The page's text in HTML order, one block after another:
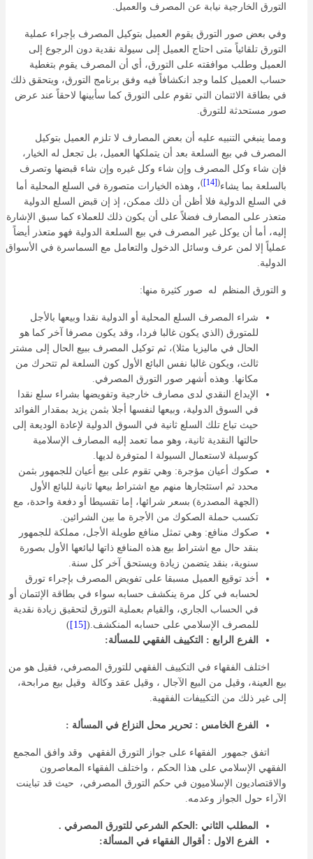
التورق الخارجية نيابة عن المصرف والعميل.
وفي بعض صور التورق يقوم العميل بتوكيل المصرف بإجراء عملية
التورق تلقائياً متى احتاج العميل إلى سيولة نقدية دون الرجوع إلى
العميل وطلب موافقته على التورق، أي أن المصرف يقوم بتغطية
حساب العميل كلما وجد انكشافاً فيه وفق برنامج التورق، ويتحقق ذلك
في بطاقة الائتمان التي تقوم على التورق كما سأبينها لاحقاً عند عرض
صور مستحدثة للتورق.
ومما ينبغي التنبيه عليه أن بعض المصارف لا تلزم العميل بتوكيل
المصرف في بيع السلعة بعد أن يتملكها العميل، بل تجعل له الخيار،
فإن شاء وكل المصرف وإن شاء وكل غيره وإن شاء قبضها وتصرف
بالسلعة بما يشاء(
[14]
)، وهذه الخيارات متصورة في السلع المحلية أما
في السلع الدولية فلا أظن أن ذلك ممكن، إذ إن قبض السلع الدولية
متعذر على المصارف فضلاً على أن يكون ذلك للعملاء كما سبق الإشارة
إليه، أما أن يوكل غير المصرف في بيع السلعة الدولية فهو متعذر أيضاً
عملياً إلا لمن عرف وسائل الدخول والتعامل مع السماسرة في الأسواق
الدولية.
و التورق المنظم له صور كثيرة منها:
شراء المصرف السلع المحلية أو الدولية نقدا وبيعها بالأجل
للمتورق (الذي يكون غالبا فردا، وقد يكون مصرفا آخر كما هو
الحال في ماليزيا مثلا)، ثم توكيل المصرف ببيع الحال إلى مشتر
ثالث، ويكون غالبا نفس البائع الأول كون السلعة لم تتحرك من
مكانها. وهذه أشهر صور التورق المصرفي.
الإيداع النقدي لدى مصارف خارجية وتفويضها بشراء سلع نقدا
في السوق الدولية، وبيعها لنفسها أجلا بثمن يزيد بمقدار الفوائد
حيث تباع تلك السلع ثانية في السوق الدولية لإعادة الوديعة إلى
حالتها النقدية ثانية، وهو مما تعمد إليه المصارف الإسلامية
كوسيلة لاستعمال السيولة ا لمتوفرة لديها.
صكوك أعيان مؤجرة: وهي تقوم على بيع أعيان للجمهور بثمن
محدد ثم استئجارها منهم مع اشتراط بيعها ثانية للبائع الأول
(الجهة المصدرة) بسعر شرائها، إما تقسيطا أو دفعة واحدة، مع
تكسب حملة الصكوك من الأجرة ما بين الشرائين.
صكوك منافع: وهي تمثل منافع طويلة الأجل، مملكة للجمهور
بنقد حال مع اشتراط بيع هذه المنافع ذاتها لبائعها الأول بصورة
سنوية، بنقد يتضمن زيادة ويستحق آخر كل سنة.
أخد توقيع العميل مسبقا على تفويض المصرف بإجراء تورق
لحسابه في كل مرة ينكشف حسابه سواء في بطاقة الإئتمان أو
في الحساب الجاري، والقيام بعملية التورق لتحقيق زيادة نقدية
للمصرف الإسلامي على حسابه المنكشف.([15]
)
الفرع الرابع : التكييف الفقهي للمسألة:
اختلف الفقهاء في التكييف الفقهي للتورق المصرفي، فقيل هو من
بيع العينة، وقيل من البيع الآجال ، وقيل عقد وكالة وقيل بيع مرابحة،
إلى غير ذلك من التكييفات الفقهية.
الفرع الخامس : تحرير محل النزاع في المسألة :
اتفق جمهور الفقهاء على جواز التورق الفقهي وقد وافق المجمع
الفقهي الإسلامي على هذا الحكم ، واختلف الفقهاء المعاصرون
والاقتصاديون الإسلاميون في حكم التورق المصرفي،
حيث قد تباينت
الآراء حول الجواز وعدمه.
المطلب الثاني :الحكم الشرعي للتورق المصرفي .
الفرع الاول : أقوال الفقهاء في المسألة: